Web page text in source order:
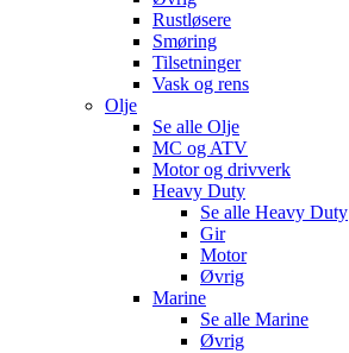
Rustløsere
Smøring
Tilsetninger
Vask og rens
Olje
Se alle Olje
MC og ATV
Motor og drivverk
Heavy Duty
Se alle Heavy Duty
Gir
Motor
Øvrig
Marine
Se alle Marine
Øvrig